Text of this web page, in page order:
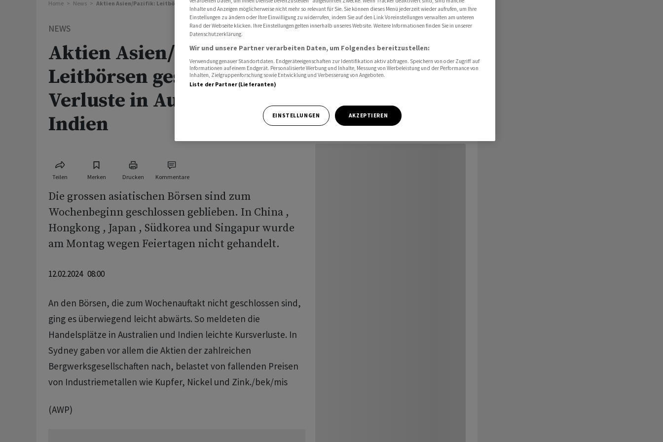
Home News Aktien Asien/Pazifik: Leitbörsen geschlossen - Verluste in Australien und Indien
NEWS
Aktien Asien/Pazifik:
Leitbörsen geschlossen -
Verluste in Australien und
Indien
Teilen Merken Drucken Kommentare
Die grossen asiatischen Börsen sind zum
Wochenbeginn geschlossen geblieben. In China ,
Hongkong , Japan , Südkorea und Singapur wurde
am Montag wegen Feiertagen nicht gehandelt.
12.02.2024 08:00
An den Börsen, die zum Wochenauftakt nicht geschlossen sind,
ging es überwiegend leicht abwärts. So meldeten die
Handelsplätze in Australien und Indien leichte Kursverluste. In
Sydney gaben vor allem die Aktien der zahlreichen
Bergwerksgesellschaften nach, belastet von fallenden Preisen
von Industriemetallen wie Kupfer, Nickel und Zink./bek/mis
(AWP)
Inhalte und Anzeigen möglicherweise nicht mehr so relevant für Sie. Sie können dieses Menü jederzeit wieder aufrufen, um Ihre
Einstellungen zu ändern oder Ihre Einwilligung zu widerrufen, indem Sie auf den Link Voreinstellungen verwalten am unteren
Rand der Webseite klicken. Ihre Einstellungen gelten innerhalb unseres Website. Weitere Informationen finden Sie in unserer
Datenschutzerklärung.
Wir und unsere Partner verarbeiten Daten, um Folgendes bereitzustellen:
Verwendung genauer Standortdaten. Endgeräteeigenschaften zur Identifikation aktiv abfragen. Speichern von oder Zugriff auf
Informationen auf einem Endgerät. Personalisierte Werbung und Inhalte, Messung von Werbeleistung und der Performance von
Inhalten, Zielgruppenforschung sowie Entwicklung und Verbesserung von Angeboten.
Liste der Partner (Lieferanten)
EINSTELLUNGEN AKZEPTIEREN